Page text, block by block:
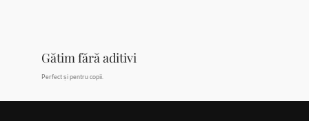
Gătim fără aditivi
Perfect și pentru copii.